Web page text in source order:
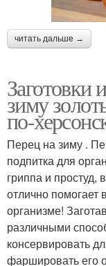
читать дальше →
Заготовки
зиму
по-
Перец на зиму .
подпитка для
гриппа и простуд,
отлично помогает
организме!
различными
консервировать
фаршировать его